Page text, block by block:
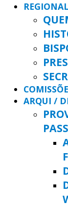
REGIONAL
ARQUI /